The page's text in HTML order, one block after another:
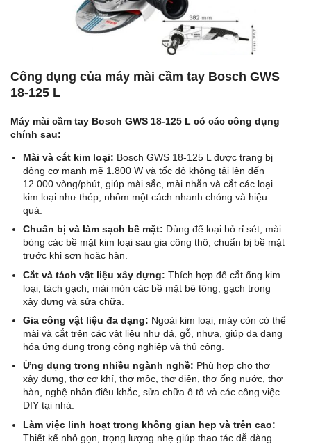
Công dụng của máy mài cầm tay Bosch GWS
18-125 L
Máy mài cầm tay Bosch GWS 18-125 L có các công dụng
chính sau:
Mài và cắt kim loại: Bosch GWS 18-125 L được trang bị
động cơ mạnh mẽ 1.800 W và tốc độ không tải lên đến
12.000 vòng/phút, giúp mài sắc, mài nhẵn và cắt các loại
kim loại như thép, nhôm một cách nhanh chóng và hiệu
quả.
Chuẩn bị và làm sạch bề mặt: Dùng để loại bỏ rỉ sét, mài
bóng các bề mặt kim loại sau gia công thô, chuẩn bị bề mặt
trước khi sơn hoặc hàn.
Cắt và tách vật liệu xây dựng: Thích hợp để cắt ống kim
loại, tách gạch, mài mòn các bề mặt bê tông, gạch trong
xây dựng và sửa chữa.
Gia công vật liệu đa dạng: Ngoài kim loại, máy còn có thể
mài và cắt trên các vật liệu như đá, gỗ, nhựa, giúp đa dạng
hóa ứng dụng trong công nghiệp và thủ công.
Ứng dụng trong nhiều ngành nghề: Phù hợp cho thợ
xây dựng, thợ cơ khí, thợ mộc, thợ điện, thợ ống nước, thợ
hàn, nghệ nhân điêu khắc, sửa chữa ô tô và các công việc
DIY tại nhà.
Làm việc linh hoạt trong không gian hẹp và trên cao:
Thiết kế nhỏ gọn, trọng lượng nhẹ giúp thao tác dễ dàng